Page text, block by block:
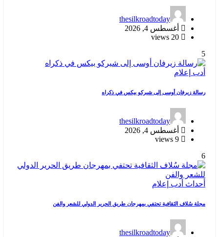
thesilkroadtoday
أغسطس 4, 2026
5
أدب إعلام
رسالة زيرفان أوسى إلى شيركو بيكس في ذكراه
thesilkroadtoday
أغسطس 4, 2026
6
أحداث أدب إعلام
مجلة سُلاف الثقافية تحتفي بمهرجان طريق الحرير الدولي للشعر والفن
thesilkroadtoday